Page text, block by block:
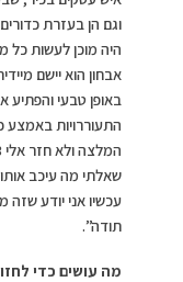
וגם הן בעזרת
היה מוכן לעשות כל
אבחון הוא יישם
התעוררויות
שאלתי מה עיכב
תודה”.
מה עושים כדי